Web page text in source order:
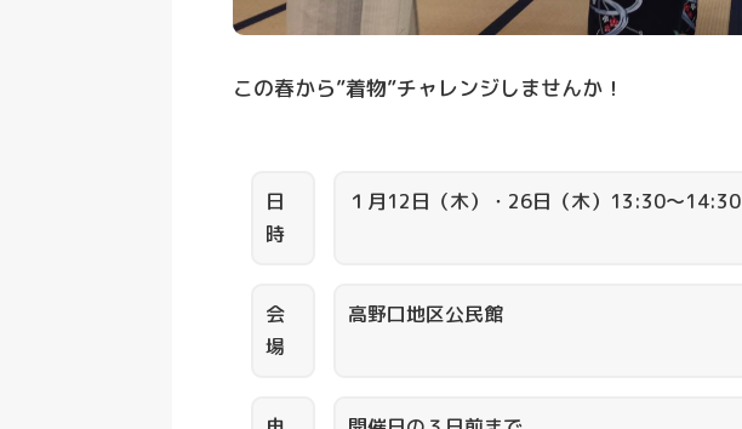
この春から”着物”チャレンジしませんか！
日
時
１月12日（木）・26日（木）13:30～14:30
会
場
高野口地区公民館